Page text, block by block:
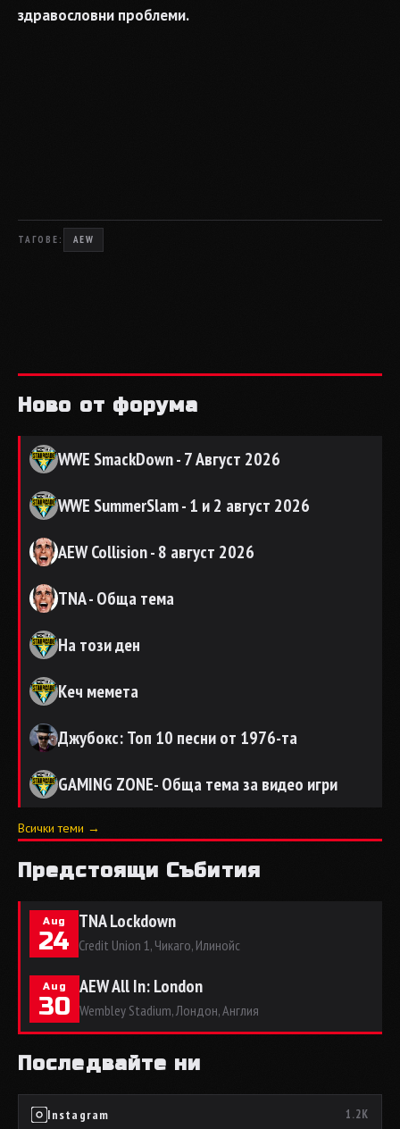
здравословни проблеми.
ТАГОВЕ: AEW
Ново от форума
WWE SmackDown - 7 Август 2026
WWE SummerSlam - 1 и 2 август 2026
AEW Collision - 8 август 2026
TNA - Обща тема
На този ден
Кеч мемета
Джубокс: Топ 10 песни от 1976-та
GAMING ZONE- Обща тема за видео игри
Всички теми →
Предстоящи Събития
Aug
24
TNA Lockdown
Credit Union 1, Чикаго, Илинойс
Aug
30
AEW All In: London
Wembley Stadium, Лондон, Англия
Последвайте ни
Instagram 1.2K